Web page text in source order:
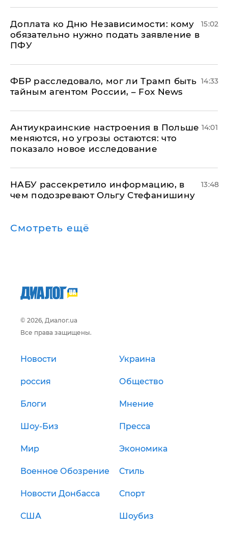
Доплата ко Дню Независимости: кому
обязательно нужно подать заявление в
ПФУ
15:02
ФБР расследовало, мог ли Трамп быть
тайным агентом России, – Fox News
14:33
Антиукраинские настроения в Польше
меняются, но угрозы остаются: что
показало новое исследование
14:01
НАБУ рассекретило информацию, в
чем подозревают Ольгу Стефанишину
13:48
Смотреть ещё
© 2026, Диалог.ua
Все права защищены.
Новости Украина
россия Общество
Блоги Мнение
Шоу-Биз Пресса
Мир Экономика
Военное Обозрение Стиль
Новости Донбасса Спорт
США Шоубиз